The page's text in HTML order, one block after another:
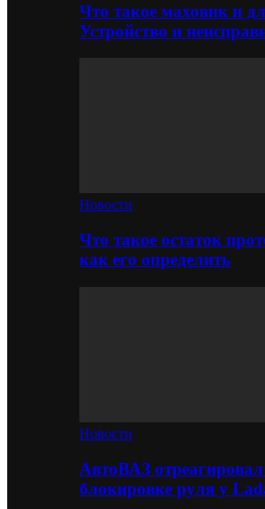
Что такое маховик и
Устройство и
Новости
Что такое остаток
как его определить
Новости
АвтоВАЗ
блокировке руля у